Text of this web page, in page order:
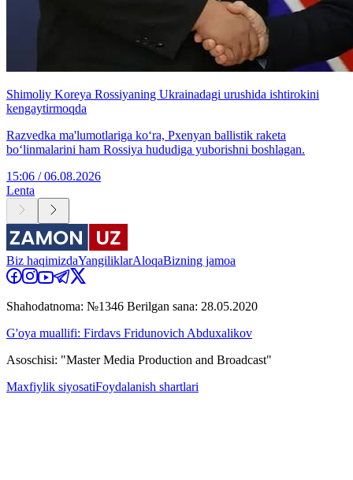
Shimoliy Koreya Rossiyaning Ukrainadagi urushida ishtirokini
kengaytirmoqda
Razvedka ma'lumotlariga ko‘ra, Pxenyan ballistik raketa
bo‘linmalarini ham Rossiya hududiga yuborishni boshlagan.
15:06 / 06.08.2026
Lenta
Biz haqimizdaYangiliklarAloqaBizning jamoa
Shahodatnoma: №1346 Berilgan sana: 28.05.2020
G'oya muallifi: Firdavs Fridunovich Abduxalikov
Asoschisi: "Master Media Production and Broadcast"
Maxfiylik siyosatiFoydalanish shartlari